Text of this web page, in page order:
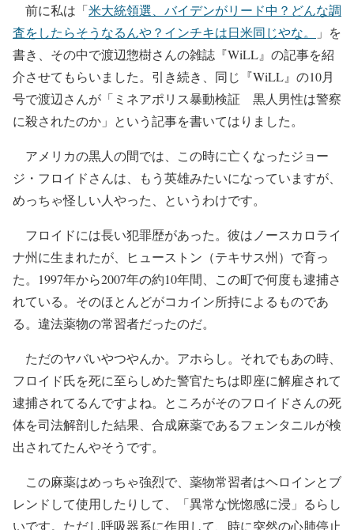
前に私は「米大統領選、バイデンがリード中？どんな調
査をしたらそうなるんや？インチキは日米同じやな。
」を
書き、その中で渡辺惣樹さんの雑誌『WiLL』の記事を紹
介させてもらいました。引き続き、同じ『WiLL』の10月
号で渡辺さんが「ミネアポリス暴動検証 黒人男性は警察
に殺されたのか」という記事を書いてはりました。
アメリカの黒人の間では、この時に亡くなったジョー
ジ・フロイドさんは、もう英雄みたいになっていますが、
めっちゃ怪しい人やった、というわけです。
フロイドには長い犯罪歴があった。彼はノースカロライ
ナ州に生まれたが、ヒューストン（テキサス州）で育っ
た。1997年から2007年の約10年間、この町で何度も逮捕さ
れている。そのほとんどがコカイン所持によるものであ
る。違法薬物の常習者だったのだ。
ただのヤバいやつやんか。アホらし。それでもあの時、
フロイド氏を死に至らしめた警官たちは即座に解雇されて
逮捕されてるんですよね。ところがそのフロイドさんの死
体を司法解剖した結果、合成麻薬であるフェンタニルが検
出されてたんやそうです。
この麻薬はめっちゃ強烈で、薬物常習者はヘロインとブ
レンドして使用したりして、「異常な恍惚感に浸」るらし
いです。ただし呼吸器系に作用して、時に突然の心肺停止